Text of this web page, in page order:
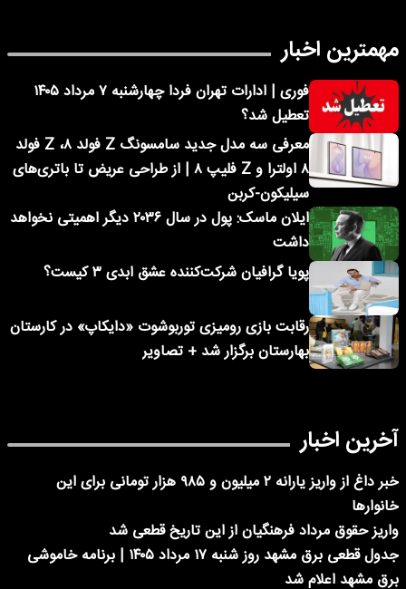
مهمترین اخبار
فوری | ادارات تهران فردا چهارشنبه ۷ مرداد ۱۴۰۵
تعطیل شد؟
معرفی سه مدل جدید سامسونگ Z فولد ۸، Z فولد
۸ اولترا و Z فلیپ ۸ | از طراحی عریض تا باتری‌های
سیلیکون-کربن
ایلان ماسک: پول در سال ۲۰۳۶ دیگر اهمیتی نخواهد
داشت
پویا گرافیان شرکت‌کننده عشق ابدی ۳ کیست؟
رقابت بازی رومیزی توربوشوت «دایکاپ» در کارستان
بهارستان برگزار شد + تصاویر
آخرین اخبار
خبر داغ از واریز یارانه ۲ میلیون و ۹۸۵ هزار تومانی برای این
خانوارها
واریز حقوق مرداد فرهنگیان از این تاریخ قطعی شد
جدول قطعی برق مشهد روز شنبه ۱۷ مرداد ۱۴۰۵ | برنامه خاموشی
برق مشهد اعلام شد